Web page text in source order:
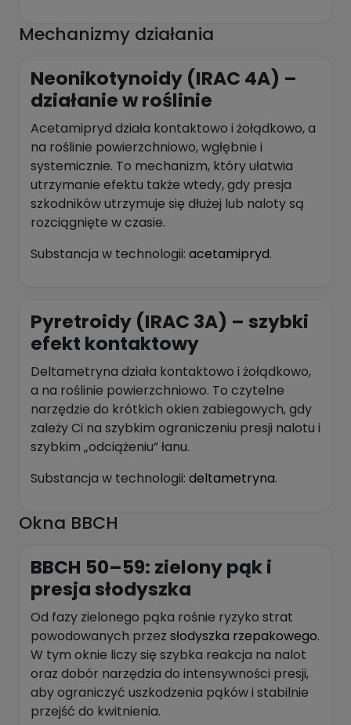
Mechanizmy działania
Neonikotynoidy (IRAC 4A) –
działanie w roślinie
Acetamipryd działa kontaktowo i żołądkowo, a
na roślinie powierzchniowo, wgłębnie i
systemicznie. To mechanizm, który ułatwia
utrzymanie efektu także wtedy, gdy presja
szkodników utrzymuje się dłużej lub naloty są
rozciągnięte w czasie.
Substancja w technologii: acetamipryd.
Pyretroidy (IRAC 3A) – szybki
efekt kontaktowy
Deltametryna działa kontaktowo i żołądkowo,
a na roślinie powierzchniowo. To czytelne
narzędzie do krótkich okien zabiegowych, gdy
zależy Ci na szybkim ograniczeniu presji nalotu i
szybkim „odciążeniu” łanu.
Substancja w technologii: deltametryna.
Okna BBCH
BBCH 50–59: zielony pąk i
presja słodyszka
Od fazy zielonego pąka rośnie ryzyko strat
powodowanych przez słodyszka rzepakowego.
W tym oknie liczy się szybka reakcja na nalot
oraz dobór narzędzia do intensywności presji,
aby ograniczyć uszkodzenia pąków i stabilnie
przejść do kwitnienia.